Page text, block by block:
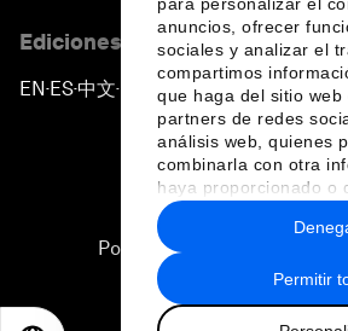
anuncios, ofrecer
sociales y analizar el
compartimos
que haga del sitio web
partners de redes
análisis web, quienes
combinarla con otra
haya proporcionado o
recopilado a partir del
hecho de sus
Permitir
Ediciones en otros idiomas
EN ▪ES▪中文▪ 日本語
Política de privacidad y
Sitemap